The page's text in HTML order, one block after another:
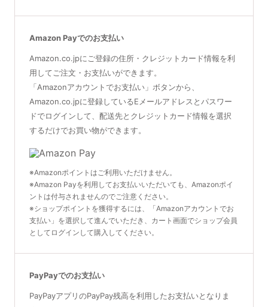
Amazon Payでのお支払い
Amazon.co.jpにご登録の住所・クレジットカード情報を利
用してご注文・お支払いができます。
「Amazonアカウントでお支払い」ボタンから、
Amazon.co.jpに登録しているEメールアドレスとパスワー
ドでログインして、配送先とクレジットカード情報を選択
するだけでお買い物ができます。
※Amazonポイントはご利用いただけません。
※Amazon Payを利用してお支払いいただいても、Amazonポイ
ントは付与されませんのでご注意ください。
※ショップポイントを獲得するには、「Amazonアカウントでお
支払い」を選択して進んでいただき、カート画面でショップ会員
としてログインして購入してください。
PayPayでのお支払い
PayPayアプリのPayPay残高を利用したお支払いとなりま